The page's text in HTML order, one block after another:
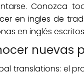
Conozca
en ingles de
en inglés
nuevas
translations: el